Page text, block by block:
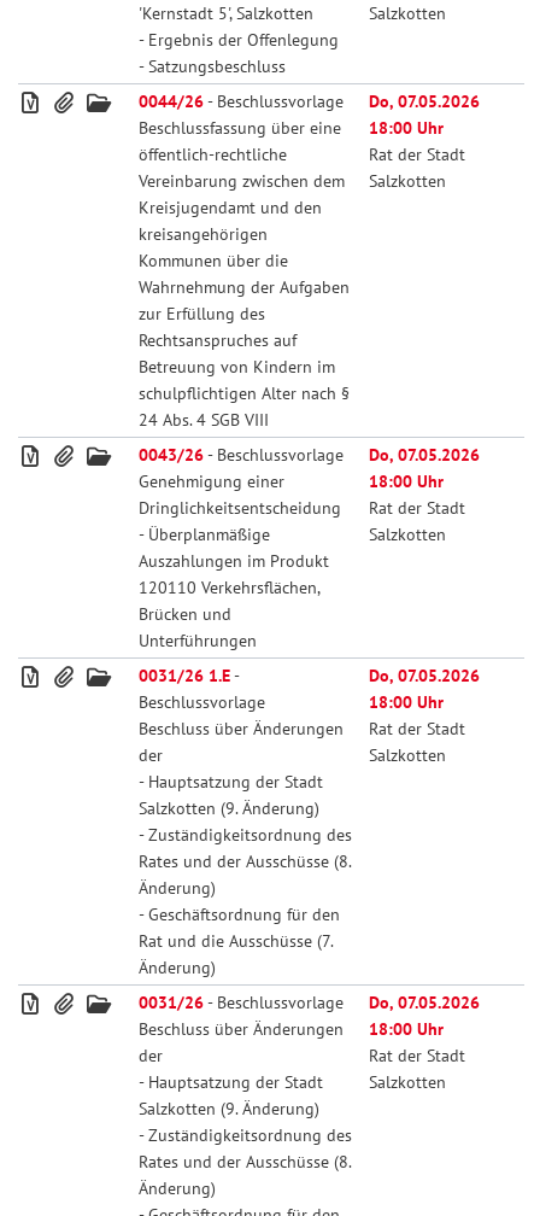
'Kernstadt 5', Salzkotten
- Ergebnis der Offenlegung
- Satzungsbeschluss
Salzkotten
0044/26- Beschlussvorlage
Beschlussfassung über eine
öffentlich-rechtliche
Vereinbarung zwischen dem
Kreisjugendamt und den
kreisangehörigen
Kommunen über die
Wahrnehmung der Aufgaben
zur Erfüllung des
Rechtsanspruches auf
Betreuung von Kindern im
schulpflichtigen Alter nach §
24 Abs. 4 SGB VIII
Do, 07.05.2026
18:00 Uhr
Rat der Stadt
Salzkotten
0043/26- Beschlussvorlage
Genehmigung einer
Dringlichkeitsentscheidung
- Überplanmäßige
Auszahlungen im Produkt
120110 Verkehrsflächen,
Brücken und
Unterführungen
Do, 07.05.2026
18:00 Uhr
Rat der Stadt
Salzkotten
0031/26 1.E-
Beschlussvorlage
Beschluss über Änderungen
der
- Hauptsatzung der Stadt
Salzkotten (9. Änderung)
- Zuständigkeitsordnung des
Rates und der Ausschüsse (8.
Änderung)
- Geschäftsordnung für den
Rat und die Ausschüsse (7.
Änderung)
Do, 07.05.2026
18:00 Uhr
Rat der Stadt
Salzkotten
0031/26- Beschlussvorlage
Beschluss über Änderungen
der
- Hauptsatzung der Stadt
Salzkotten (9. Änderung)
- Zuständigkeitsordnung des
Rates und der Ausschüsse (8.
Änderung)
Do, 07.05.2026
18:00 Uhr
Rat der Stadt
Salzkotten